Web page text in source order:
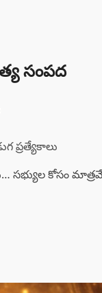
సంపద
ప్రత్యేకాలు
సభ్యుల కోసం